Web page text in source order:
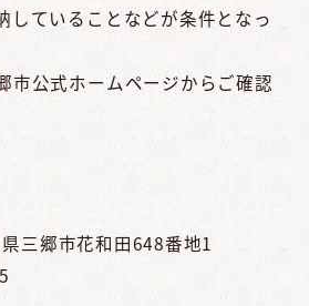
していることなどが条件となっ
市公式ホームページからご確認
三郷市花和田648番地1